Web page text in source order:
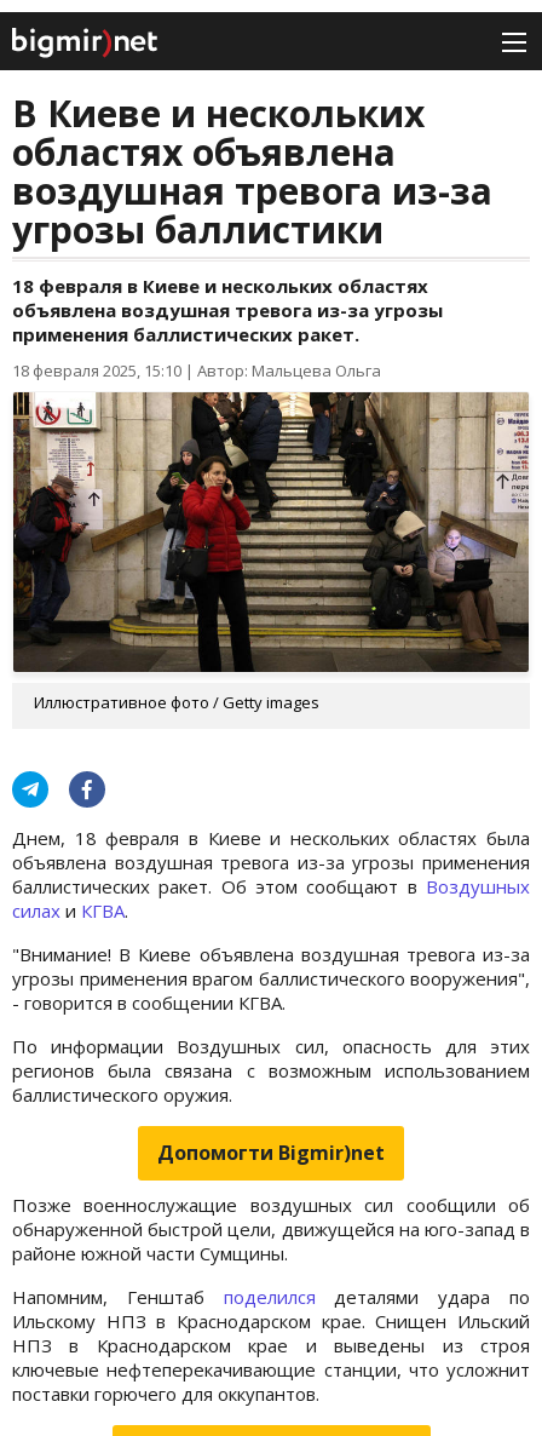
В Киеве и нескольких
областях объявлена
воздушная тревога из-за
угрозы баллистики
18 февраля в Киеве и нескольких областях
объявлена воздушная тревога из-за угрозы
применения баллистических ракет.
18 февраля 2025, 15:10 | Автор: Мальцева Ольга
Иллюстративное фото / Getty images
Днем, 18 февраля в Киеве и нескольких областях была
объявлена воздушная тревога из-за угрозы применения
баллистических ракет. Об этом сообщают в Воздушных
силах и КГВА.
"Внимание! В Киеве объявлена воздушная тревога из-за
угрозы применения врагом баллистического вооружения",
- говорится в сообщении КГВА.
По информации Воздушных сил, опасность для этих
регионов была связана с возможным использованием
баллистического оружия.
Допомогти Bigmir)net
Позже военнослужащие воздушных сил сообщили об
обнаруженной быстрой цели, движущейся на юго-запад в
районе южной части Сумщины.
Напомним, Генштаб поделился деталями удара по
Ильскому НПЗ в Краснодарском крае. Снищен Ильский
НПЗ в Краснодарском крае и выведены из строя
ключевые нефтеперекачивающие станции, что усложнит
поставки горючего для оккупантов.